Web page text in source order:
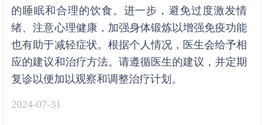
的睡眠和合理的饮食。进一步，避免过度激发情
绪、注意心理健康，加强身体锻炼以增强免疫功能
也有助于减轻症状。根据个人情况，医生会给予相
应的建议和治疗方法。请遵循医生的建议，并定期
复诊以便加以观察和调整治疗计划。
2024-07-31